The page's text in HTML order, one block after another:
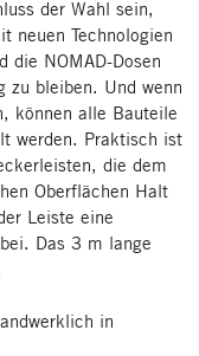
der Wahl sein,
neuen Technologien
die NOMAD-Dosen
zu bleiben. Und wenn
können alle Bauteile
werden. Praktisch ist
die dem
Oberflächen Halt
Leiste eine
Das 3 m lange
in